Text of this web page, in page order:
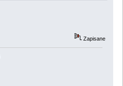
Zapisane